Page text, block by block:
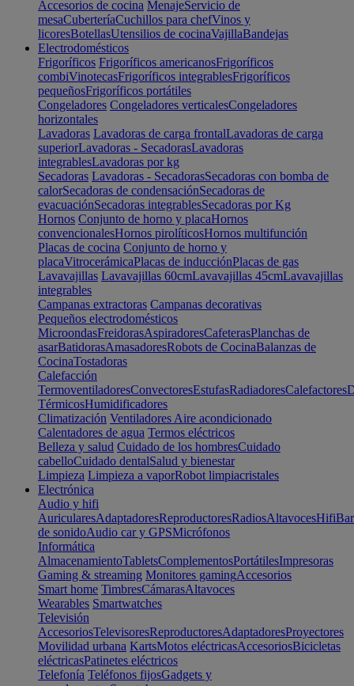
Accesorios de cocina MenajeServicio de
mesaCuberteríaCuchillos para chefVinos y
licoresBotellasUtensilios de cocinaVajillaBandejas
Electrodomésticos
Frigoríficos Frigoríficos americanosFrigoríficos
combiVinotecasFrigoríficos integrablesFrigoríficos
pequeñosFrigoríficos portátiles
Congeladores Congeladores verticalesCongeladores
horizontales
Lavadoras Lavadoras de carga frontalLavadoras de carga
superiorLavadoras - SecadorasLavadoras
integrablesLavadoras por kg
Secadoras Lavadoras - SecadorasSecadoras con bomba de
calorSecadoras de condensaciónSecadoras de
evacuaciónSecadoras integrablesSecadoras por Kg
Hornos Conjunto de horno y placaHornos
convencionalesHornos pirolíticosHornos multifunción
Placas de cocina Conjunto de horno y
placaVitrocerámicaPlacas de inducciónPlacas de gas
Lavavajillas Lavavajillas 60cmLavavajillas 45cmLavavajillas
integrables
Campanas extractoras Campanas decorativas
Pequeños electrodomésticos
MicroondasFreidorasAspiradoresCafeterasPlanchas de
asarBatidorasAmasadoresRobots de CocinaBalanzas de
CocinaTostadoras
Calefacción
TermoventiladoresConvectoresEstufasRadiadoresCalefactores
TérmicosHumidificadores
Climatización Ventiladores Aire acondicionado
Calentadores de agua Termos eléctricos
Belleza y salud Cuidado de los hombresCuidado
cabelloCuidado dentalSalud y bienestar
Limpieza Limpieza a vaporRobot limpiacristales
Electrónica
Audio y hifi
AuricularesAdaptadoresReproductoresRadiosAltavocesHifi
de sonidoAudio car y GPSMicrófonos
Informática
AlmacenamientoTabletsComplementosPortátilesImpresoras
Gaming & streaming Monitores gamingAccesorios
Smart home TimbresCámarasAltavoces
Wearables Smartwatches
Televisión
AccesoriosTelevisoresReproductoresAdaptadoresProyectores
Movilidad urbana KartsMotos eléctricasAccesoriosBicicletas
eléctricasPatinetes eléctricos
Telefonía Teléfonos fijosGadgets y